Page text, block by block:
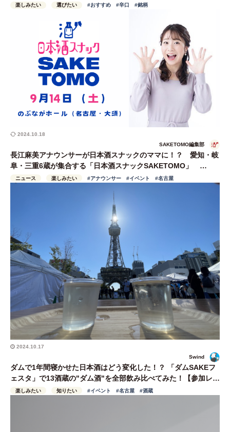
楽しみたい 選びたい #おすすめ #辛口 #銘柄
2024.10.18
SAKETOMO編集部
長江麻美アナウンサーが日本酒スナックのママに！？ 愛知・岐
阜・三重6蔵が集合する「日本酒スナックSAKETOMO」
9/14（土）名古屋・大須で開催
ニュース 楽しみたい #アナウンサー #イベント #名古屋
2024.10.17
Swind
ダムで1年間寝かせた日本酒はどう変化した！？ 「ダムSAKEフ
ェスタ」で13酒蔵の"ダム酒"を全部飲み比べてみた！【参加レポ
ート】
楽しみたい 知りたい #イベント #名古屋 #酒蔵